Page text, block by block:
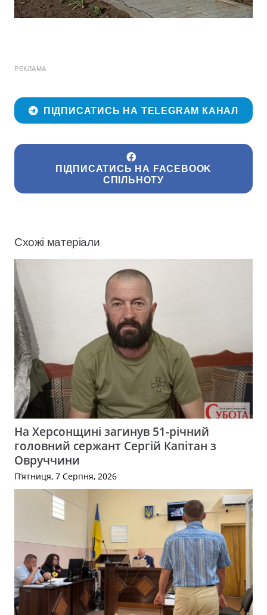
РЕКЛАМА
ПІДПИСАТИСЬ НА TELEGRAM КАНАЛ
ПІДПИСАТИСЬ НА FACEBOOK
СПІЛЬНОТУ
Схожі матеріали
На Херсонщині загинув 51-річний
головний сержант Сергій Капітан з
Овруччини
П’ятниця, 7 Серпня, 2026